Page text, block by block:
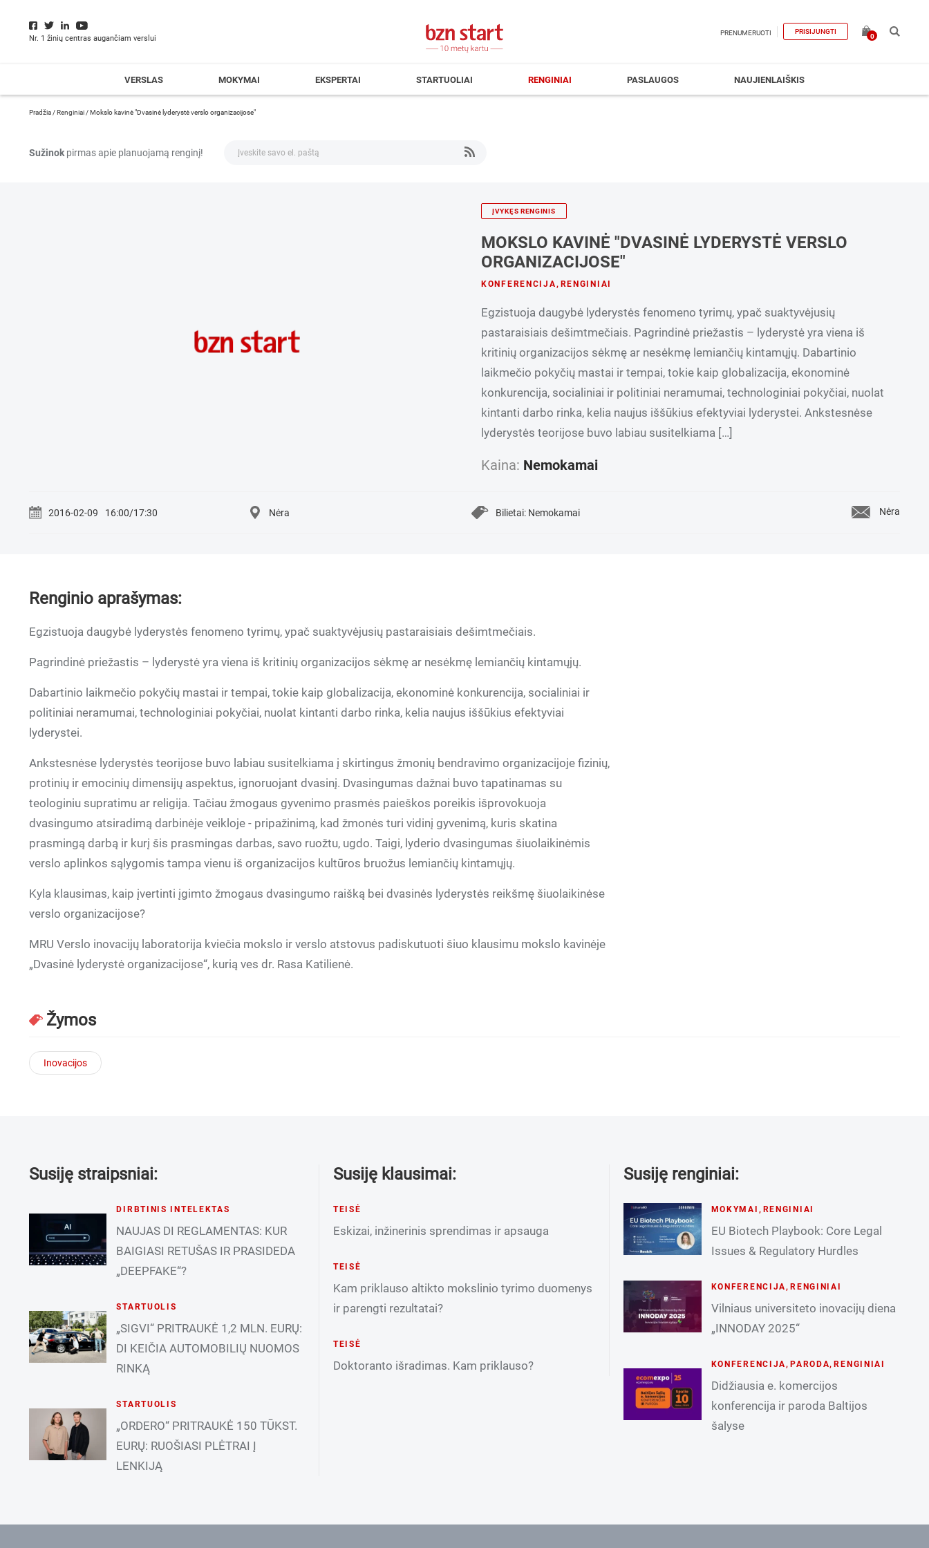
Nr. 1 žinių centras augančiam verslui
PRENUMERUOTI PRISIJUNGTI
0
VERSLAS MOKYMAI EKSPERTAI STARTUOLIAI RENGINIAI PASLAUGOS NAUJIENLAIŠKIS
Pradžia /Renginiai /Mokslo kavinė "Dvasinė lyderystė verslo organizacijose"
Sužinok pirmas apie planuojamą renginį!
ĮVYKĘS RENGINIS
MOKSLO KAVINĖ "DVASINĖ LYDERYSTĖ VERSLO
ORGANIZACIJOSE"
KONFERENCIJA, RENGINIAI
Egzistuoja daugybė lyderystės fenomeno tyrimų, ypač suaktyvėjusių
pastaraisiais dešimtmečiais. Pagrindinė priežastis – lyderystė yra viena iš
kritinių organizacijos sėkmę ar nesėkmę lemiančių kintamųjų. Dabartinio
laikmečio pokyčių mastai ir tempai, tokie kaip globalizacija, ekonominė
konkurencija, socialiniai ir politiniai neramumai, technologiniai pokyčiai, nuolat
kintanti darbo rinka, kelia naujus iššūkius efektyviai lyderystei. Ankstesnėse
lyderystės teorijose buvo labiau susitelkiama […]
Kaina: Nemokamai
2016-02-09 16:00/17:30 Nėra Bilietai: Nemokamai Nėra
Renginio aprašymas:
Egzistuoja daugybė lyderystės fenomeno tyrimų, ypač suaktyvėjusių pastaraisiais dešimtmečiais.
Pagrindinė priežastis – lyderystė yra viena iš kritinių organizacijos sėkmę ar nesėkmę lemiančių kintamųjų.
Dabartinio laikmečio pokyčių mastai ir tempai, tokie kaip globalizacija, ekonominė konkurencija, socialiniai ir
politiniai neramumai, technologiniai pokyčiai, nuolat kintanti darbo rinka, kelia naujus iššūkius efektyviai
lyderystei.
Ankstesnėse lyderystės teorijose buvo labiau susitelkiama į skirtingus žmonių bendravimo organizacijoje fizinių,
protinių ir emocinių dimensijų aspektus, ignoruojant dvasinį. Dvasingumas dažnai buvo tapatinamas su
teologiniu supratimu ar religija. Tačiau žmogaus gyvenimo prasmės paieškos poreikis išprovokuoja
dvasingumo atsiradimą darbinėje veikloje - pripažinimą, kad žmonės turi vidinį gyvenimą, kuris skatina
prasmingą darbą ir kurį šis prasmingas darbas, savo ruožtu, ugdo. Taigi, lyderio dvasingumas šiuolaikinėmis
verslo aplinkos sąlygomis tampa vienu iš organizacijos kultūros bruožus lemiančių kintamųjų.
Kyla klausimas, kaip įvertinti įgimto žmogaus dvasingumo raišką bei dvasinės lyderystės reikšmę šiuolaikinėse
verslo organizacijose?
MRU Verslo inovacijų laboratorija kviečia mokslo ir verslo atstovus padiskutuoti šiuo klausimu mokslo kavinėje
„Dvasinė lyderystė organizacijose“, kurią ves dr. Rasa Katilienė.
Žymos
Inovacijos
Susiję straipsniai:
DIRBTINIS INTELEKTAS
NAUJAS DI REGLAMENTAS: KUR
BAIGIASI RETUŠAS IR PRASIDEDA
„DEEPFAKE“?
STARTUOLIS
„SIGVI“ PRITRAUKĖ 1,2 MLN. EURŲ:
DI KEIČIA AUTOMOBILIŲ NUOMOS
RINKĄ
STARTUOLIS
„ORDERO“ PRITRAUKĖ 150 TŪKST.
EURŲ: RUOŠIASI PLĖTRAI Į
LENKIJĄ
Susiję klausimai:
TEISĖ
Eskizai, inžinerinis sprendimas ir apsauga
TEISĖ
Kam priklauso altikto mokslinio tyrimo duomenys
ir parengti rezultatai?
TEISĖ
Doktoranto išradimas. Kam priklauso?
Susiję renginiai:
MOKYMAI , RENGINIAI
EU Biotech Playbook: Core Legal
Issues & Regulatory Hurdles
KONFERENCIJA ,RENGINIAI
Vilniaus universiteto inovacijų diena
„INNODAY 2025“
KONFERENCIJA ,PARODA,RENGINIAI
Didžiausia e. komercijos
konferencija ir paroda Baltijos
šalyse